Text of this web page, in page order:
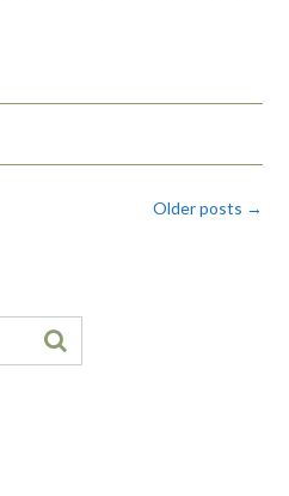
Older posts →